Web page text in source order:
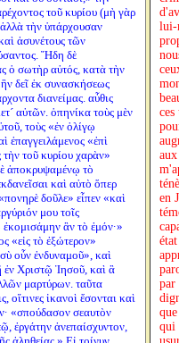
τοῦ κυρίου (μὴ γὰρ
τὴν ὑπάρχουσαν
ἀσυνέτους τῶν
Ἤδη δὲ
ὁ σωτὴρ αὐτός, κατὰ τὴν
δεῖ ἐκ συνασκήσεως
διανείμας. αὖθις
αὐτῶν. ὁπηνίκα τοὺς μὲν
τοὺς «ἐν ὀλίγῳ
ἐπαγγειλάμενος «ἐπὶ
τοῦ κυρίου χαρὰν»
ἀποκρυψαμένῳ τὸ
καὶ αὐτὸ ὅπερ
δοῦλε» εἶπεν «καὶ
μου τοῖς
ἐκομισάμην ἂν τὸ ἐμόν·»
«εἰς τὸ ἐξώτερον»
οὖν ἐνδυναμοῦ», καὶ
ἐν Χριστῷ Ἰησοῦ, καὶ ἃ
μαρτύρων. ταῦτα
οἵτινες ἱκανοὶ ἔσονται καὶ
«σπούδασον σεαυτὸν
ἐργάτην ἀνεπαίσχυντον,